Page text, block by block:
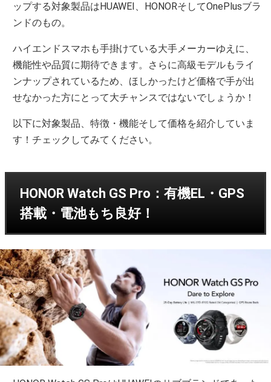
ップする対象製品はHUAWEI、HONORそしてOnePlusブラ
ンドのもの。
ハイエンドスマホも手掛けている大手メーカーゆえに、
機能性や品質に期待できます。さらに高級モデルもライ
ンナップされているため、ほしかったけど価格で手が出
せなかった方にとって大チャンスではないでしょうか！
以下に対象製品、特徴・機能そして価格を紹介していま
す！チェックしてみてください。
HONOR Watch GS Pro：有機EL・GPS
搭載・電池もち良好！